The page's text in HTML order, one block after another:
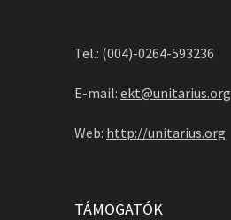
Tel.: (004)-0264-593236
E-mail: ekt@unitarius.org
Web: http://unitarius.org
TÁMOGATÓK